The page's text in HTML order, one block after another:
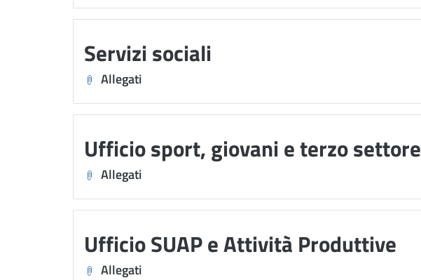
Servizi sociali
Allegati
Ufficio sport, giovani e terzo settore
Allegati
Ufficio SUAP e Attività Produttive
Allegati